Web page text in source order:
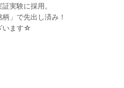
実験に採用。
」で先出し済み！
います☆